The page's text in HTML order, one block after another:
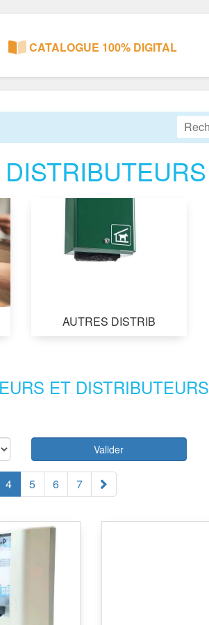
CATALOGUE 100% DIGITAL
AUTRES DISTRIB
ET DISTRIBUTEURS
Valider
4 5 6 7